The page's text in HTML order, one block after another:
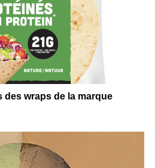
des wraps de la marque